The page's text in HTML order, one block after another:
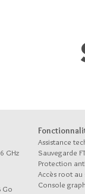
GHz
Go
Assistance
Sauvegarde
Protection
Accès root au
Console